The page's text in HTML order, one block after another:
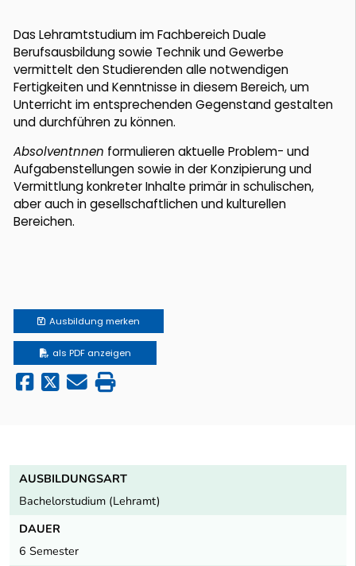
Das Lehramtstudium im Fachbereich Duale
Berufsausbildung sowie Technik und Gewerbe
vermittelt den Studierenden alle notwendigen
Fertigkeiten und Kenntnisse in diesem Bereich, um
Unterricht im entsprechenden Gegenstand gestalten
und durchführen zu können.
Absolventnnen formulieren aktuelle Problem- und
Aufgabenstellungen sowie in der Konzipierung und
Vermittlung konkreter Inhalte primär in schulischen,
aber auch in gesellschaftlichen und kulturellen
Bereichen.
Ausbildung merken
als PDF anzeigen
AUSBILDUNGSART
Bachelorstudium (Lehramt)
DAUER
6 Semester